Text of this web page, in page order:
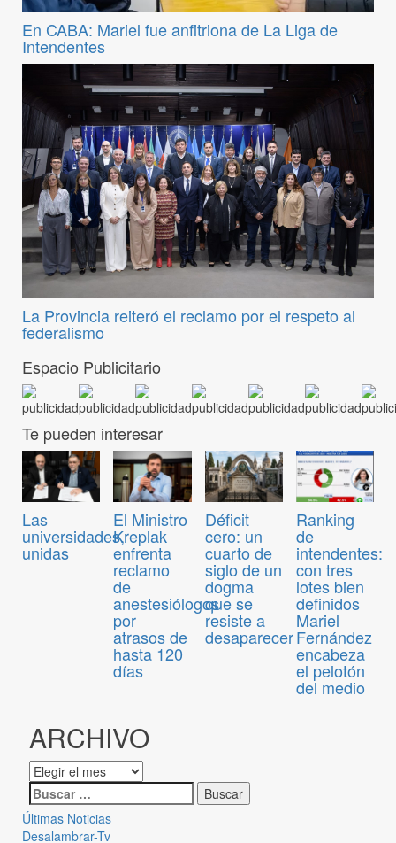
En CABA: Mariel fue anfitriona de La Liga de
Intendentes
La Provincia reiteró el reclamo por el respeto al
federalismo
Espacio Publicitario
Te pueden interesar
Las
universidades,
unidas
El Ministro
Kreplak
enfrenta
reclamo
de
anestesiólogos
por
atrasos de
hasta 120
días
Déficit
cero: un
cuarto de
siglo de un
dogma
que se
resiste a
desaparecer
Ranking
de
intendentes:
con tres
lotes bien
definidos
Mariel
Fernández
encabeza
el pelotón
del medio
ARCHIVO
Últimas Noticias
Desalambrar-Tv